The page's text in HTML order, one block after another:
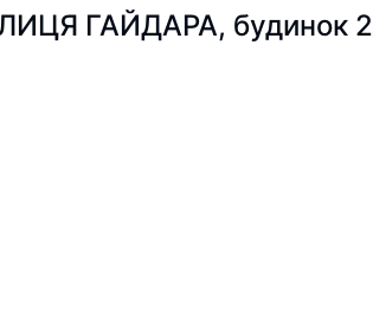
ГАЙДАРА, будинок